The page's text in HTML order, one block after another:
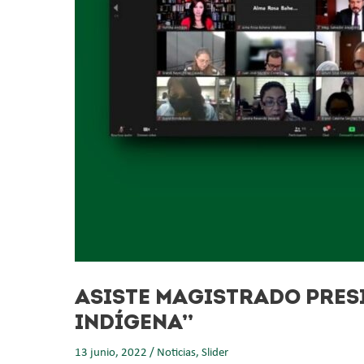
ASISTE MAGISTRADO
INDÍGENA”
13 junio, 2022 / Noticias, Slider